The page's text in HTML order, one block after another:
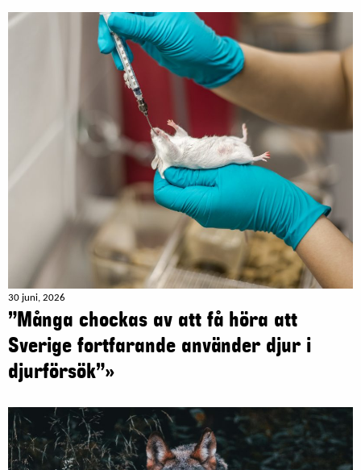
30 juni, 2026
”Många chockas av att få höra att
Sverige fortfarande använder djur i
djurförsök”»